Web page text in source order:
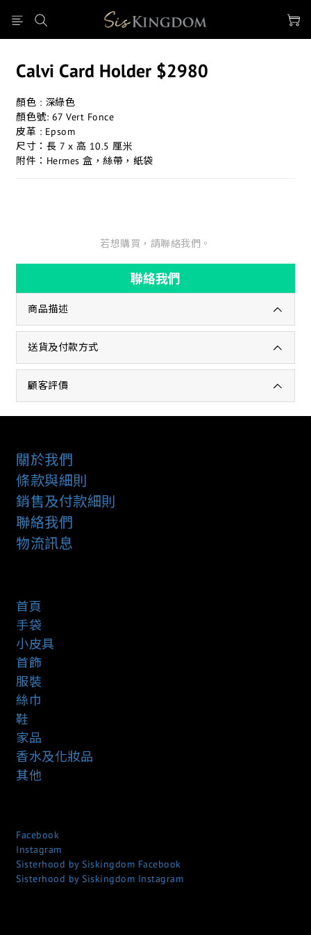
Calvi Card Holder $2980
顏色 : 深綠色
顏色號: 67 Vert Fonce
皮革 : Epsom
尺寸：長 7 x 高 10.5 厘米
附件：Hermes 盒，絲帶，紙袋
若想購買，請聯絡我們。
聯絡我們
商品描述
送貨及付款方式
顧客評價
關於我們
條款與細則
銷售及付款細則
聯絡我們
物流訊息
首頁
手袋
小皮具
首飾
服裝
絲巾
鞋
家品
香水及化妝品
其他
Facebook
Instagram
Sisterhood by Siskingdom Facebook
Sisterhood by Siskingdom Instagram